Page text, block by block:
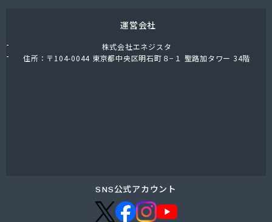
栃木液化ガス株式会社
栃木県プロパンガス商業協同組合
栃木石油株式会社 本社
日東瓦斯株式会社 南河内営業所
日本ガス株式会社 宇都宮営業所
運営会社
株式会社エネジスタ
住所：〒104-0044 東京都中央区明石町８−１ 聖路加タワー 34階
SNS公式アカウント